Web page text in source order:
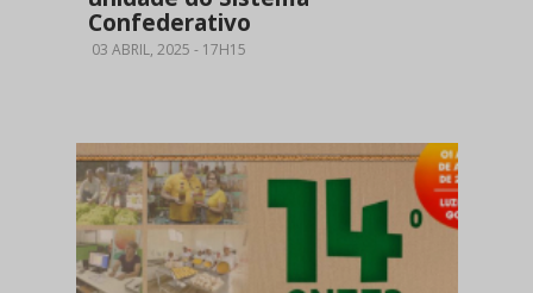
Confederativo
03 ABRIL, 2025 - 17H15